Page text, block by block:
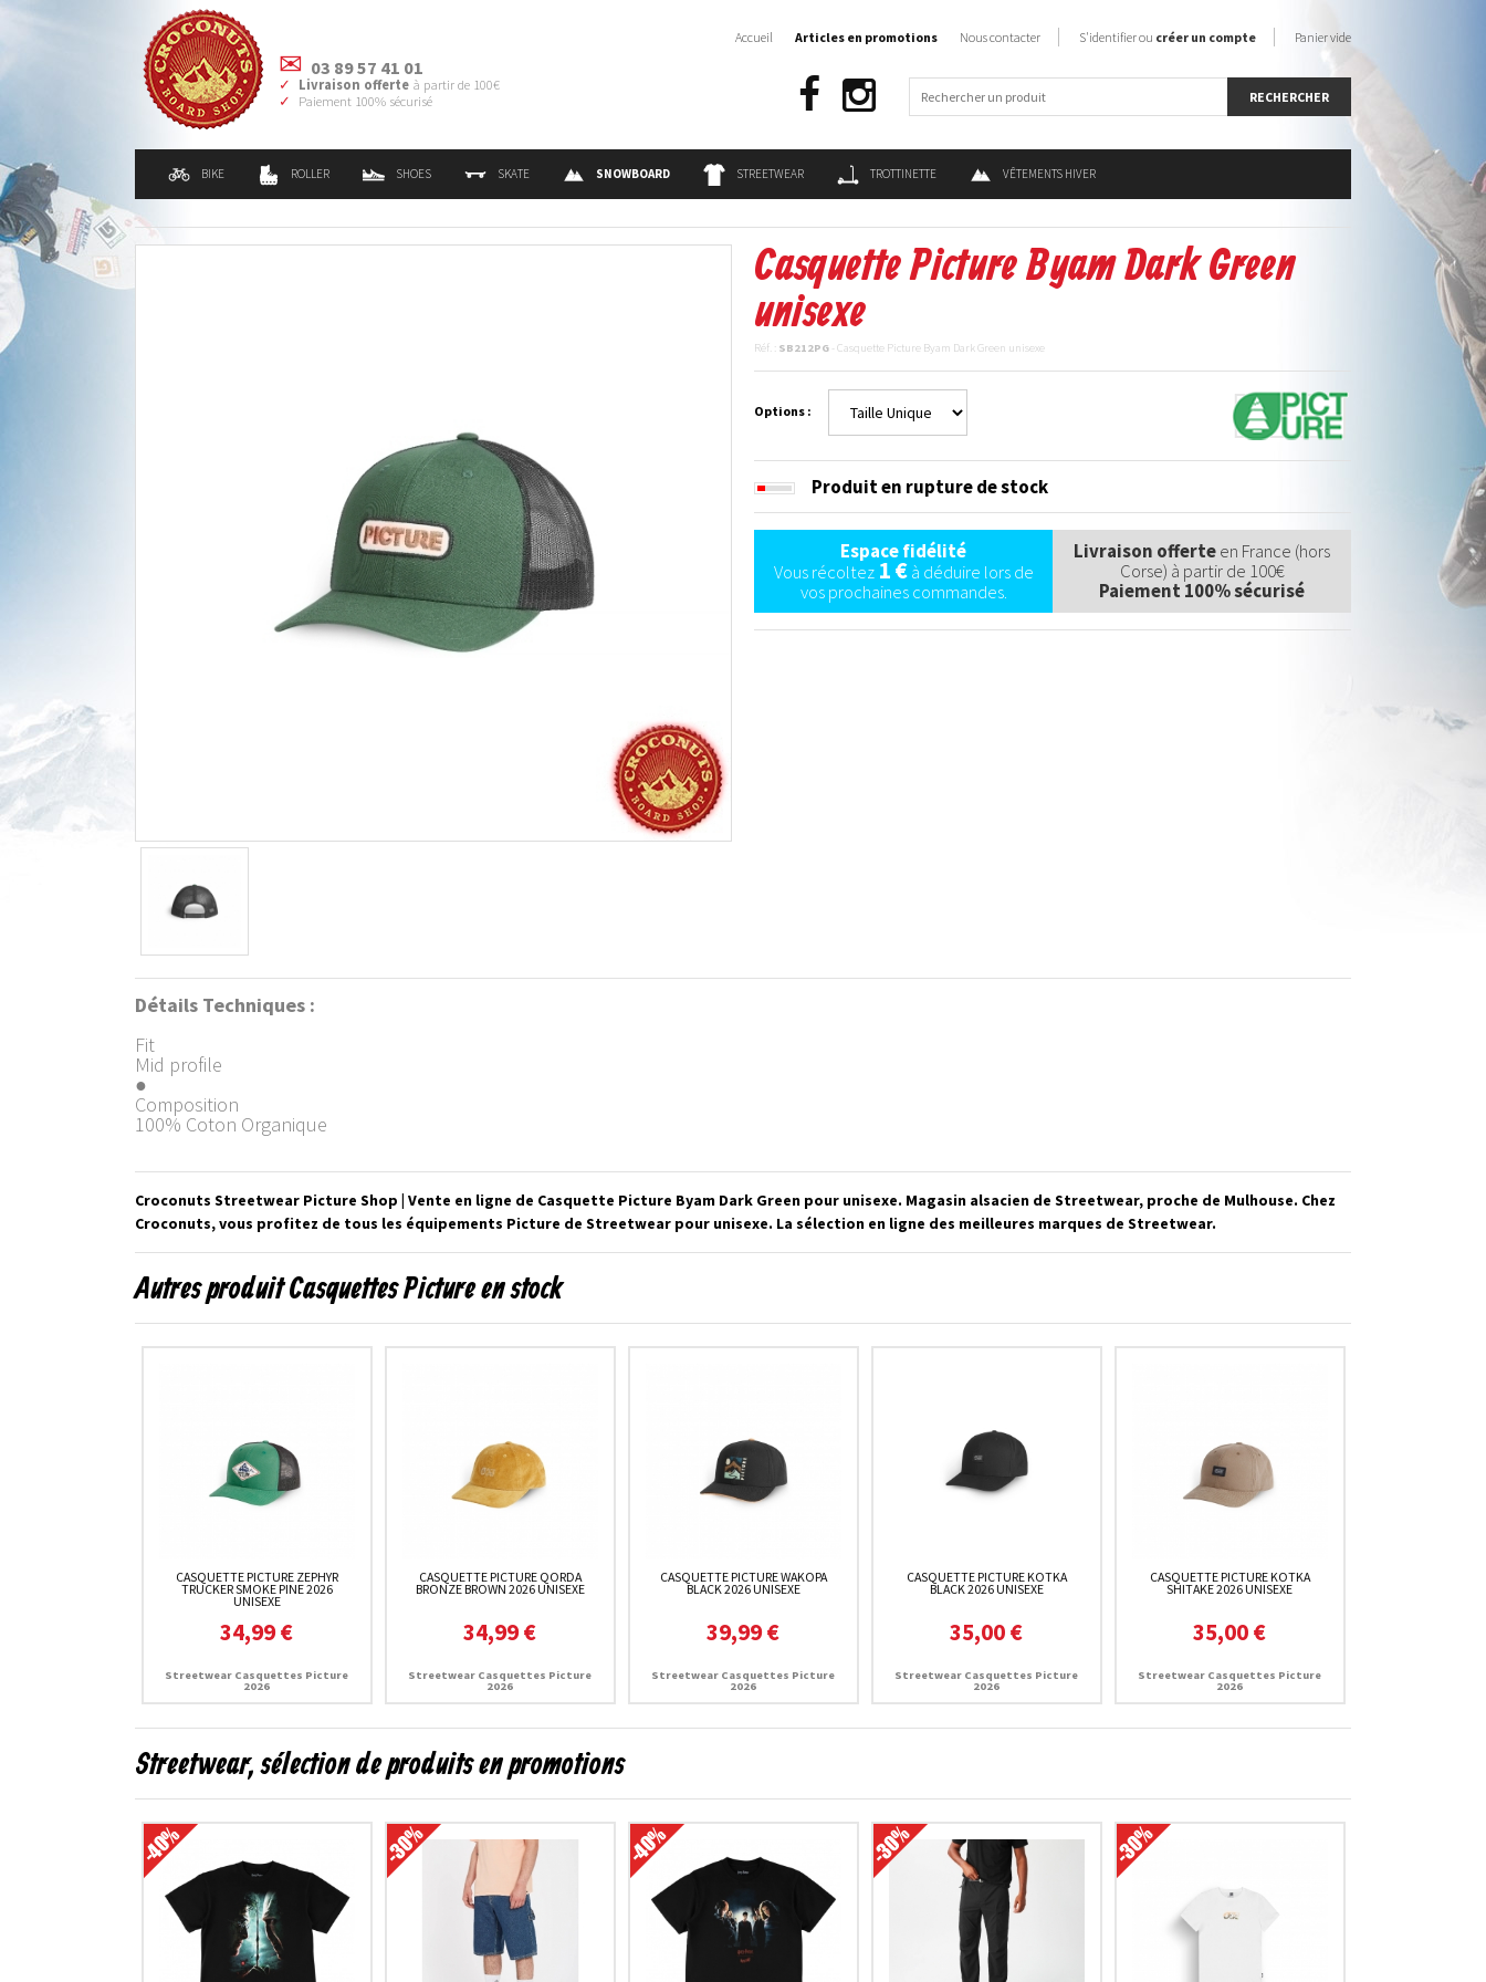
03 89 57 41 01
Livraison offerte à partir de 100€
Paiement 100% sécurisé
BIKE ROLLER SHOES SKATE SNOWBOARD STREETWEAR TROTTINETTE VÊTEMENTS HIVER
Accueil Articles en promotions Nous contacter S'identifier ou créer un compte Panier vide
Casquette Picture Byam Dark Green
unisexe
Réf. : SB212PG - Casquette Picture Byam Dark Green unisexe
Options :
Produit en rupture de stock
Espace fidélité
Vous récoltez 1 €à déduire lors de
vos prochaines commandes.
Livraison offerteen France (hors
Corse) à partir de 100€
Paiement 100% sécurisé
Détails Techniques :
Fit
Mid profile
●
Composition
100% Coton Organique
Croconuts Streetwear Picture Shop | Vente en ligne de Casquette Picture Byam Dark Green pour unisexe. Magasin alsacien de Streetwear, proche de Mulhouse. Chez
Croconuts, vous profitez de tous les équipements Picture de Streetwear pour unisexe. La sélection en ligne des meilleures marques de Streetwear.
Autres produit Casquettes Picture en stock
CASQUETTE PICTURE ZEPHYR
TRUCKER SMOKE PINE 2026
UNISEXE
34,99 €
Streetwear Casquettes Picture
2026
CASQUETTE PICTURE QORDA
BRONZE BROWN 2026 UNISEXE
34,99 €
Streetwear Casquettes Picture
2026
CASQUETTE PICTURE WAKOPA
BLACK 2026 UNISEXE
39,99 €
Streetwear Casquettes Picture
2026
CASQUETTE PICTURE KOTKA
BLACK 2026 UNISEXE
35,00 €
Streetwear Casquettes Picture
2026
CASQUETTE PICTURE KOTKA
SHITAKE 2026 UNISEXE
35,00 €
Streetwear Casquettes Picture
2026
Streetwear, sélection de produits en promotions